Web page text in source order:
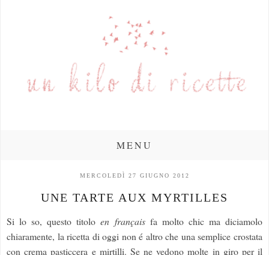
MENU
MERCOLEDÌ 27 GIUGNO 2012
UNE TARTE AUX MYRTILLES
Si lo so, questo titoloen françaisfa molto chic ma diciamolo
chiaramente, la ricetta di oggi non é altro che una semplice crostata
con crema pasticcera e mirtilli. Se ne vedono molte in giro per il